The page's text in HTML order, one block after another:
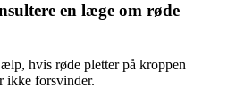
en læge om røde
hvis røde pletter på kroppen
ikke forsvinder.